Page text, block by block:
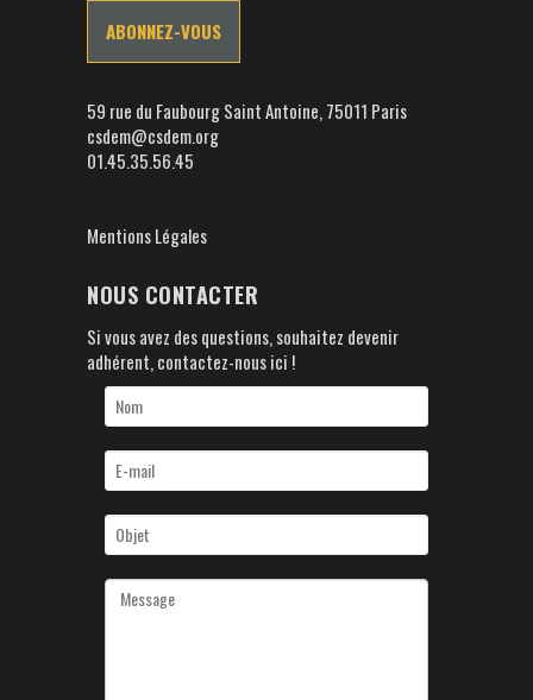
59 rue du Faubourg Saint Antoine, 75011 Paris
csdem@csdem.org
01.45.35.56.45
Mentions Légales
NOUS CONTACTER
Si vous avez des questions, souhaitez devenir
adhérent, contactez-nous ici !